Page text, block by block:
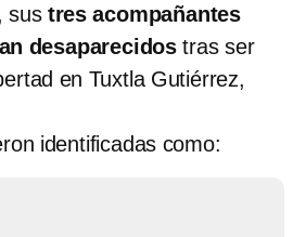
sus tres acompañantes
desaparecidostras ser
en Tuxtla Gutiérrez,
identificadas como: